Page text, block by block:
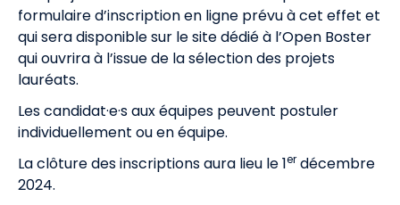
formulaire d’inscription en ligne prévu à cet effet et
qui sera disponible sur le site dédié à l’Open Boster
qui ouvrira à l’issue de la sélection des projets
lauréats.
Les candidat·e·s aux équipes peuvent postuler
individuellement ou en équipe.
La clôture des inscriptions aura lieu le 1er décembre
2024.